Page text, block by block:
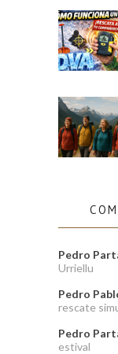
Pedro
Urriellu
Pedro
rescate
Pedro
estival